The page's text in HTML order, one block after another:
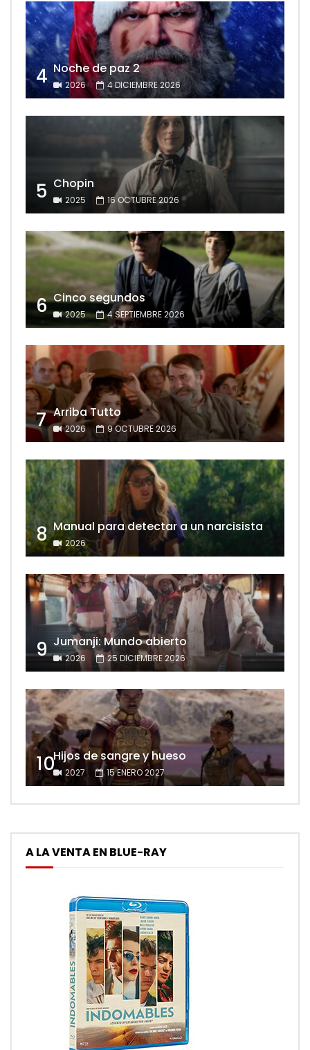
4 Noche de paz 2
2026 4 DICIEMBRE 2026
5 Chopin
2025 16 OCTUBRE 2026
6 Cinco segundos
2025 4 SEPTIEMBRE 2026
7 Arriba Tutto
2026 9 OCTUBRE 2026
8 Manual para detectar a un narcisista
2026
9 Jumanji: Mundo abierto
2026 25 DICIEMBRE 2026
10Hijos de sangre y hueso
2027 15 ENERO 2027
A LA VENTA EN BLUE-RAY